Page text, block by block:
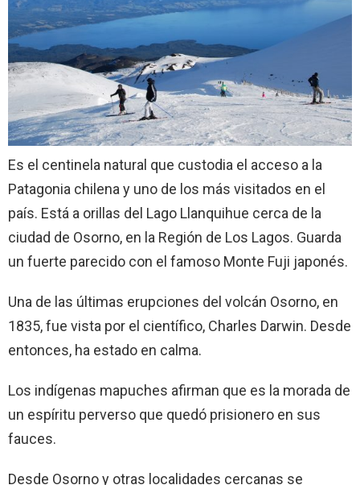
Es el centinela natural que custodia el acceso a la
Patagonia chilena y uno de los más visitados en el
país. Está a orillas del Lago Llanquihue cerca de la
ciudad de Osorno, en la Región de Los Lagos. Guarda
un fuerte parecido con el famoso Monte Fuji japonés.
Una de las últimas erupciones del volcán Osorno, en
1835, fue vista por el científico, Charles Darwin. Desde
entonces, ha estado en calma.
Los indígenas mapuches afirman que es la morada de
un espíritu perverso que quedó prisionero en sus
fauces.
Desde Osorno y otras localidades cercanas se